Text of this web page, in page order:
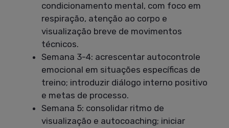
condicionamento mental, com foco em
respiração, atenção ao corpo e
visualização breve de movimentos
técnicos.
Semana 3-4: acrescentar autocontrole
emocional em situações específicas de
treino; introduzir diálogo interno positivo
e metas de processo.
Semana 5: consolidar ritmo de
visualização e autocoaching; iniciar